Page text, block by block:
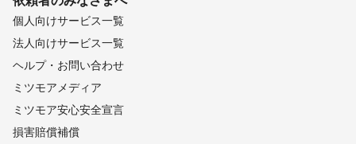
個人向けサービス一覧
法人向けサービス一覧
ヘルプ・お問い合わせ
ミツモアメディア
ミツモア安心安全宣言
損害賠償補償